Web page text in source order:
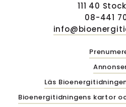
111 40
08-441
Läs
Bioenergitidningens kartor